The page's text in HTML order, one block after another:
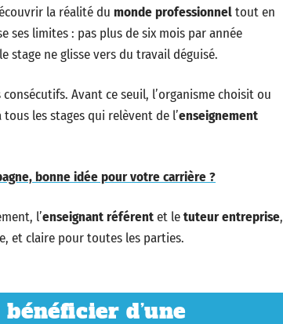
la réalité du monde professionneltout en
limites : pas plus de six mois par année
stage ne glisse vers du travail déguisé.
Avant ce seuil, l’organisme choisit ou
les stages qui relèvent de l’enseignement
bonne idée pour votre carrière ?
l’enseignant référentet letuteur entreprise,
et claire pour toutes les parties.
d’une